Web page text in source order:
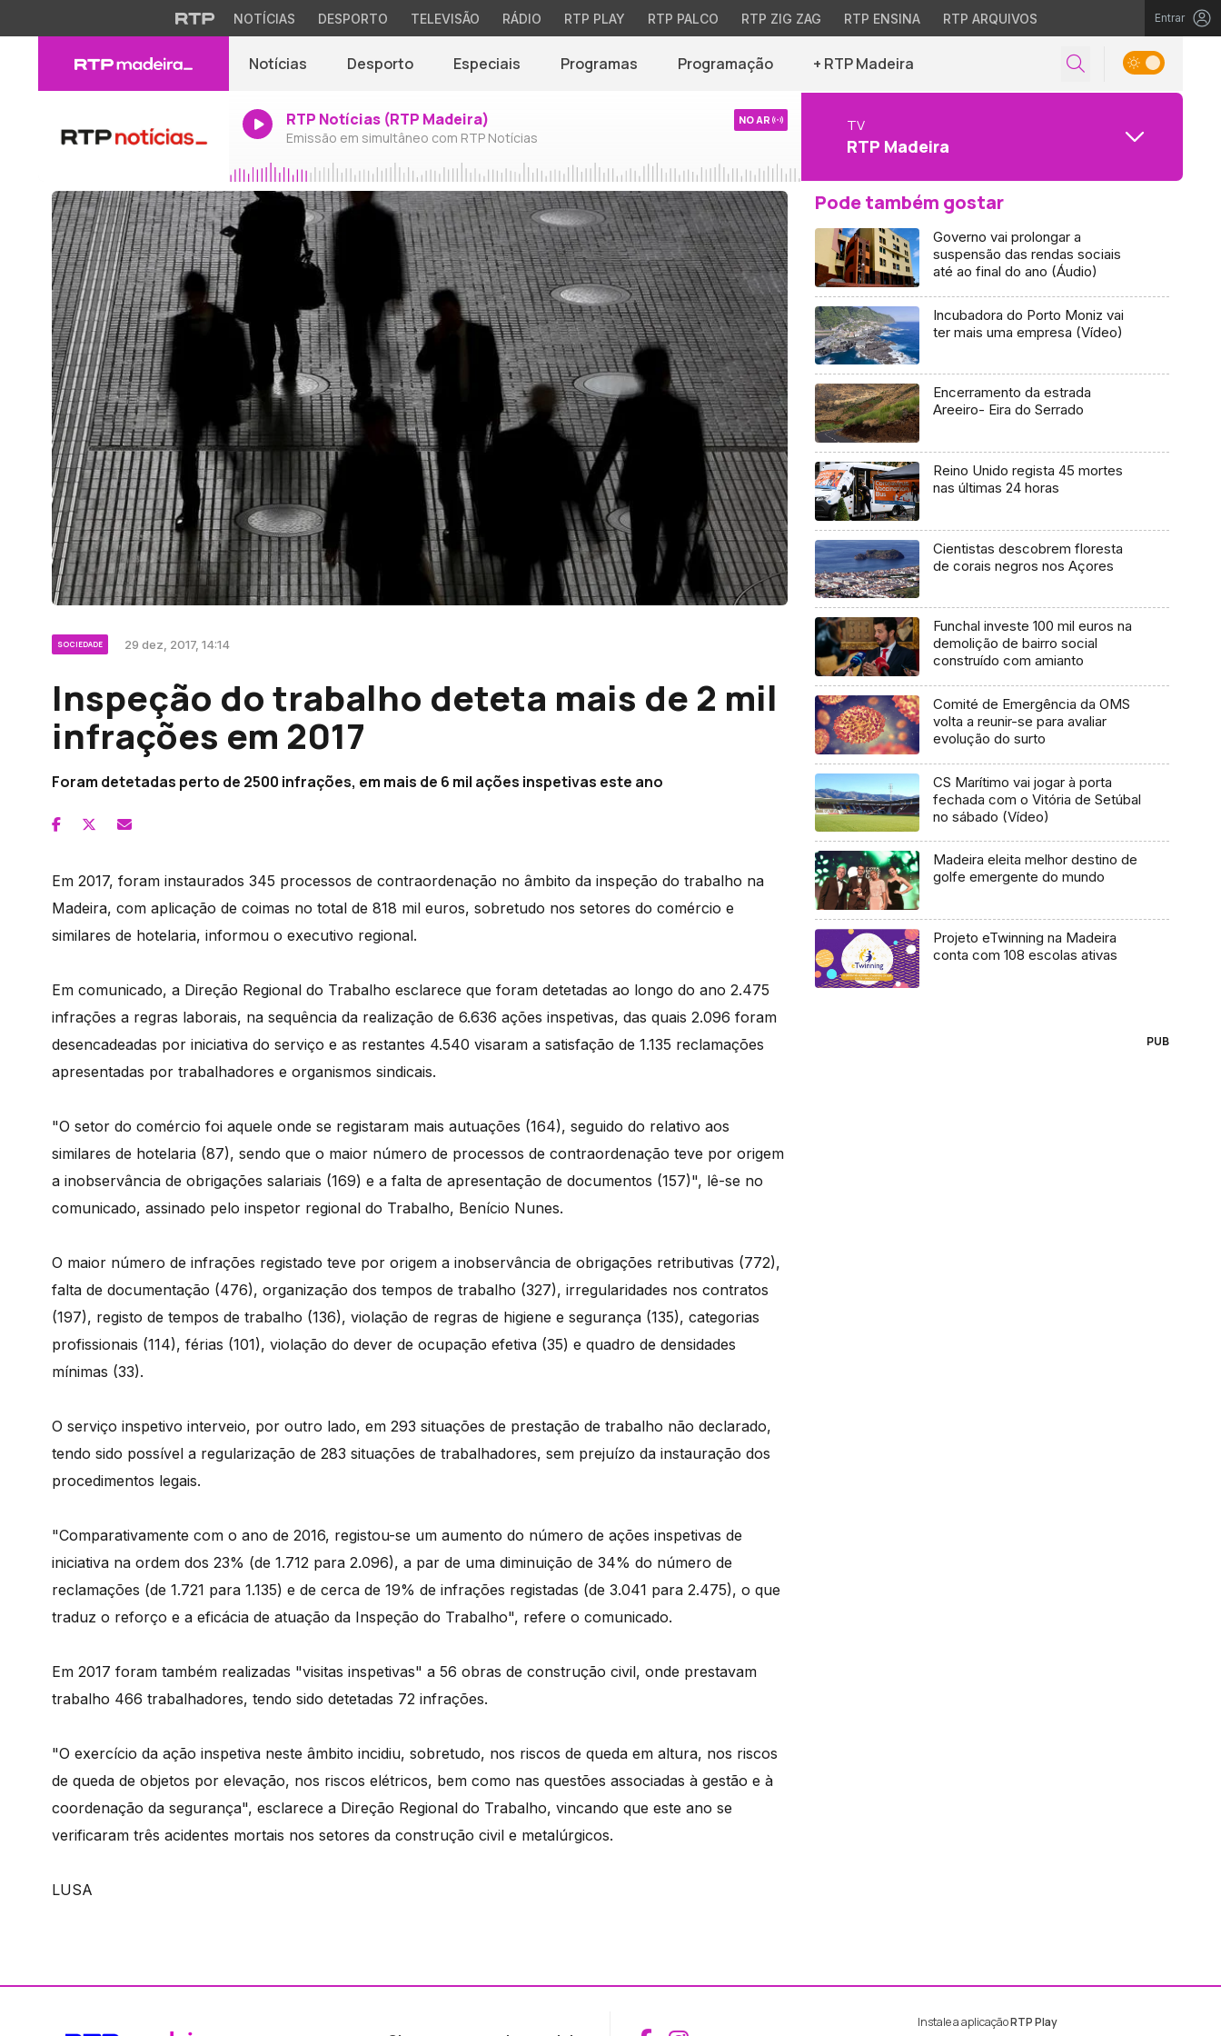
NOTÍCIAS DESPORTO TELEVISÃO RÁDIO RTP PLAY RTP PALCO RTP ZIG ZAG RTP ENSINA RTP ARQUIVOS Entrar
Notícias Desporto Especiais Programas Programação + RTP Madeira
RTP Notícias (RTP Madeira)
Emissão em simultâneo com RTP Notícias
NO AR TV
RTP Madeira
SOCIEDADE 29 dez, 2017, 14:14
Inspeção do trabalho deteta mais de 2 mil
infrações em 2017
Foram detetadas perto de 2500 infrações, em mais de 6 mil ações inspetivas este ano
Em 2017, foram instaurados 345 processos de contraordenação no âmbito da inspeção do trabalho na
Madeira, com aplicação de coimas no total de 818 mil euros, sobretudo nos setores do comércio e
similares de hotelaria, informou o executivo regional.
Em comunicado, a Direção Regional do Trabalho esclarece que foram detetadas ao longo do ano 2.475
infrações a regras laborais, na sequência da realização de 6.636 ações inspetivas, das quais 2.096 foram
desencadeadas por iniciativa do serviço e as restantes 4.540 visaram a satisfação de 1.135 reclamações
apresentadas por trabalhadores e organismos sindicais.
"O setor do comércio foi aquele onde se registaram mais autuações (164), seguido do relativo aos
similares de hotelaria (87), sendo que o maior número de processos de contraordenação teve por origem
a inobservância de obrigações salariais (169) e a falta de apresentação de documentos (157)", lê-se no
comunicado, assinado pelo inspetor regional do Trabalho, Benício Nunes.
O maior número de infrações registado teve por origem a inobservância de obrigações retributivas (772),
falta de documentação (476), organização dos tempos de trabalho (327), irregularidades nos contratos
(197), registo de tempos de trabalho (136), violação de regras de higiene e segurança (135), categorias
profissionais (114), férias (101), violação do dever de ocupação efetiva (35) e quadro de densidades
mínimas (33).
O serviço inspetivo interveio, por outro lado, em 293 situações de prestação de trabalho não declarado,
tendo sido possível a regularização de 283 situações de trabalhadores, sem prejuízo da instauração dos
procedimentos legais.
"Comparativamente com o ano de 2016, registou-se um aumento do número de ações inspetivas de
iniciativa na ordem dos 23% (de 1.712 para 2.096), a par de uma diminuição de 34% do número de
reclamações (de 1.721 para 1.135) e de cerca de 19% de infrações registadas (de 3.041 para 2.475), o que
traduz o reforço e a eficácia de atuação da Inspeção do Trabalho", refere o comunicado.
Em 2017 foram também realizadas "visitas inspetivas" a 56 obras de construção civil, onde prestavam
trabalho 466 trabalhadores, tendo sido detetadas 72 infrações.
"O exercício da ação inspetiva neste âmbito incidiu, sobretudo, nos riscos de queda em altura, nos riscos
de queda de objetos por elevação, nos riscos elétricos, bem como nas questões associadas à gestão e à
coordenação da segurança", esclarece a Direção Regional do Trabalho, vincando que este ano se
verificaram três acidentes mortais nos setores da construção civil e metalúrgicos.
LUSA
Pode também gostar
Governo vai prolongar a
suspensão das rendas sociais
até ao final do ano (Áudio)
Incubadora do Porto Moniz vai
ter mais uma empresa (Vídeo)
Encerramento da estrada
Areeiro- Eira do Serrado
Reino Unido regista 45 mortes
nas últimas 24 horas
Cientistas descobrem floresta
de corais negros nos Açores
Funchal investe 100 mil euros na
demolição de bairro social
construído com amianto
Comité de Emergência da OMS
volta a reunir-se para avaliar
evolução do surto
CS Marítimo vai jogar à porta
fechada com o Vitória de Setúbal
no sábado (Vídeo)
Madeira eleita melhor destino de
golfe emergente do mundo
Projeto eTwinning na Madeira
conta com 108 escolas ativas
PUB
Instale a aplicaçãoRTP Play